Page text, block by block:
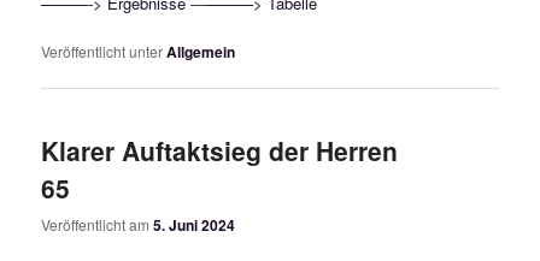
Veröffentlicht unterAllgemein
Klarer Auftaktsieg der Herren
65
Veröffentlicht am5. Juni 2024